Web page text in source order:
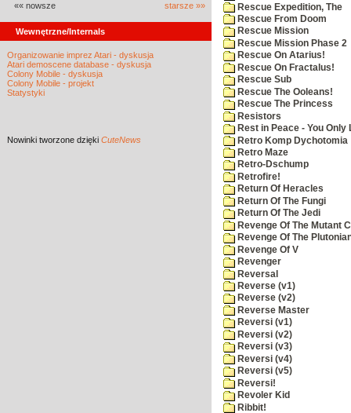
«« nowsze starsze »»
Wewnętrzne/Internals
Organizowanie imprez Atari - dyskusja
Atari demoscene database - dyskusja
Colony Mobile - dyskusja
Colony Mobile - projekt
Statystyki
Nowinki tworzone dzięki CuteNews
Rescue Expedition, The
Rescue From Doom
Rescue Mission
Rescue Mission Phase 2
Rescue On Atarius!
Rescue On Fractalus!
Rescue Sub
Rescue The Ooleans!
Rescue The Princess
Resistors
Rest in Peace - You Only
Retro Komp Dychotomia
Retro Maze
Retro-Dschump
Retrofire!
Return Of Heracles
Return Of The Fungi
Return Of The Jedi
Revenge Of The Mutant
Revenge Of The
Revenge Of V
Revenger
Reversal
Reverse (v1)
Reverse (v2)
Reverse Master
Reversi (v1)
Reversi (v2)
Reversi (v3)
Reversi (v4)
Reversi (v5)
Reversi!
Revoler Kid
Ribbit!